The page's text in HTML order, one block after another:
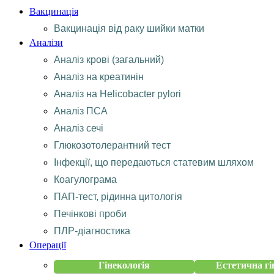
Вакцинація
Вакцинація від раку шийки матки
Аналізи
Аналіз крові (загальний)
Аналіз на креатинін
Аналіз на Helicobacter pylori
Аналіз ПСА
Аналіз сечі
Глюкозотолерантний тест
Інфекції, що передаються статевим шляхом
Коагулограма
ПАП-тест, рідинна цитологія
Печінкові проби
ПЛР-діагностика
Операції
Гінекологія
Естетична